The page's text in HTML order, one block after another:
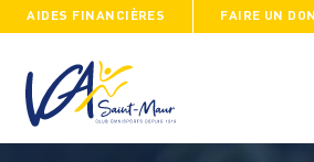
AIDES FINANCIÈRES FAIRE UN DON